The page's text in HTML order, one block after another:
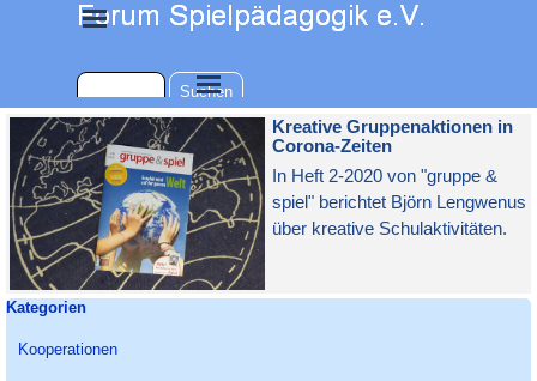
Direkt zum Seiteninhalt
Menü überspringen
Menü überspringen
Suchen
Kreative Gruppenaktionen in
Corona-Zeiten
In Heft 2-2020 von "gruppe &
spiel" berichtet Björn Lengwenus
über kreative Schulaktivitäten.
Block überspringen Kategorien
Kategorien
Kooperationen